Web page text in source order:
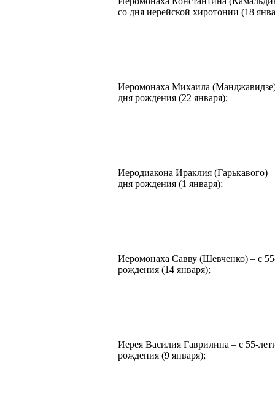
со дня иерейской хиротонии (18
Иеромонаха Михаила
дня рождения (22 января);
Иеродиакона Ираклия (Гарькавого)
дня рождения (1 января);
Иеромонаха Савву (Шевченко) – с
рождения (14 января);
Иерея Василия Гаврилина – с 55-
рождения (9 января);